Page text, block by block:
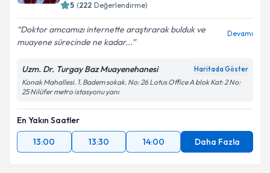
5 (222 Değerlendirme)
Doktor amcamızı internette araştırarak bulduk ve
muayene sürecinde ne kadar...
Devamı
Uzm. Dr. Turgay Baz Muayenehanesi Haritada Göster
Konak Mahallesi. 1. Badem sokak. No: 26 Lotus Office A blok Kat: 2 No:
25 Nilüfer metro istasyonu yanı
En Yakın Saatler
13:00
13:30 14:00 Daha Fazla